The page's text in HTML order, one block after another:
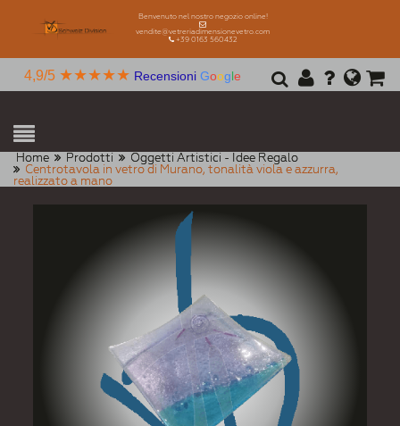
Benvenuto nel nostro negozio online!
vendite@vetreriadimensionevetro.com
+39 0163 560432
4,9/5 ★★★★★ Recensioni Google
Home Prodotti
Oggetti Artistici - Idee Regalo
Centrotavola in vetro di Murano, tonalità viola e azzurra,
realizzato a mano